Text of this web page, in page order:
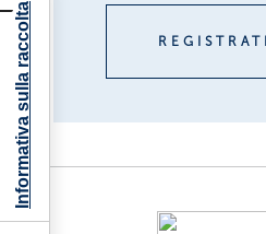
REGISTRATI
Informativa sulla raccolta